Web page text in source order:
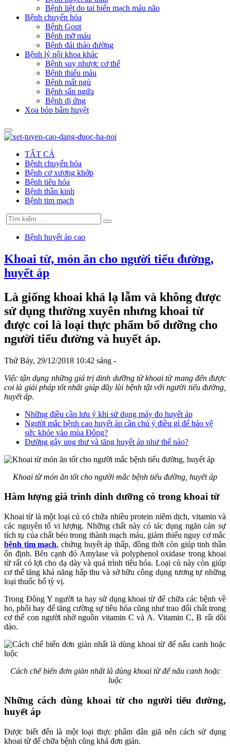
Bệnh liệt do tai biến mạch máu não
Bệnh chuyển hóa
Bệnh Gout
Bệnh mỡ máu
Bệnh đái tháo đường
Bệnh lý nội khoa khác
Bệnh suy nhược cơ thể
Bệnh thiếu máu
Bệnh mất ngủ
Bệnh sẩn ngứa
Bệnh dị ứng
Xoa bóp bấm huyệt
TẤT CẢ
Bệnh chuyển hóa
Bệnh cơ xương khớp
Bệnh tiêu hóa
Bệnh thần kinh
Bệnh tim mạch
Tìm
Bệnh huyết áp cao
Khoai từ, món ăn cho người tiểu đường,
huyết áp
Là giống khoai khá lạ lẫm và không được
sử dụng thường xuyên nhưng khoai từ
được coi là loại thực phẩm bổ dưỡng cho
người tiểu đường và huyết áp.
Thứ Bảy, 29/12/2018 10:42 sáng -
Việc tận dụng những giá trị dinh dưỡng từ khoai từ mang đến được
coi là giải pháp tốt nhất giúp đầy lùi bệnh tật với người tiểu đường,
huyết áp.
Những điều cần lưu ý khi sử dụng máy đo huyết áp
Người mắc bệnh cao huyết áp cần chú ý điều gì để bảo vệ
sức khỏe vào mùa Đông?
Đường gây ung thư và tăng huyết áp như thế nào?
Khoai từ món ăn tốt cho người mắc bệnh tiểu đường, huyết áp
Hàm lượng giá trình dinh dưỡng có trong khoai từ
Khoai từ là một loại củ có chứa nhiều protein niêm dịch, vitamin và
các nguyên tố vi lượng. Những chất này có tác dụng ngăn cản sự
tích tụ của chất béo trong thành mạch máu, giảm thiểu nguy cơ mắc
bệnh tim mạch, chứng huyết áp thấp, đồng thời còn giúp tinh thần
ổn định. Bên cạnh đó Amylase và polyphenol oxidase trong khoai
từ rất có lợi cho dạ dày và quá trình tiêu hóa. Loại củ này còn giúp
cơ thể tăng khả năng hấp thu và sở hữu công dụng tương tự những
loại thuốc bổ tỳ vị.
Trong Đông Y người ta hay sử dụng khoai từ để chữa các bệnh về
ho, phổi hay để tăng cường sự tiêu hóa cũng như trao đổi chất trong
cơ thể con người nhờ nguồn vitamin C và A. Vitamin C, B rất dồi
dào.
Cách chế biến đơn giản nhất là dùng khoai từ để nấu canh hoặc
luộc
Những cách dùng khoai từ cho người tiểu đường,
huyết áp
Được biết đến là một loại thực phẩm dân giã nên cách sử dụng
khoai từ để chữa bệnh cũng khá đơn giản.